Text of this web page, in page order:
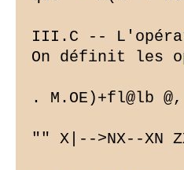
III.C --
On définit les
. M.OE)+fl@lb @,
"" X|-->NX--XN